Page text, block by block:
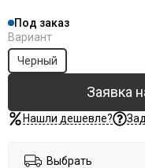
Под заказ
Вариант
Черный
Заявка
Нашли дешевле?
Выбрать